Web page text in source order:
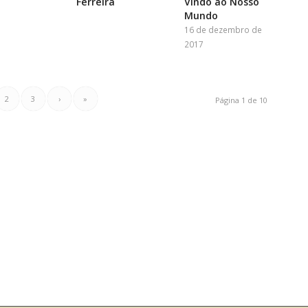
Mundo
16 de dezembro de
2017
Página 1 de 10
2 3 › »